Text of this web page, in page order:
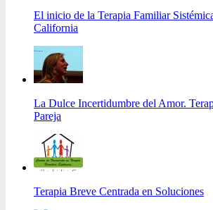
El inicio de la Terapia Familiar
California
La Dulce Incertidumbre del Amor.
Pareja
Terapia Breve Centrada en Soluciones